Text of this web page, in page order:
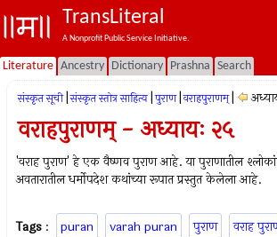
TransLiteral
A Nonprofit Public Service Initiative.
Literature Ancestry Dictionary Prashna Search
संस्कृत सूची संस्कृत स्तोत्र साहित्य पुराण वराहपुराणम्
वराहपुराणम् - अध्यायः २५
'वराह पुराण' हे एक वैष्णव पुराण आहे. या पुराणातील
अवतारातील धर्मोपदेश कथांच्या रूपात प्रस्तुत केलेला आहे.
Tags : puran varah puran पुराण वराह